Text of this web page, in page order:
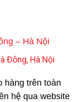
– Hà Nội
Đông, Hà Nội
hàng trên toàn
hệ qua website